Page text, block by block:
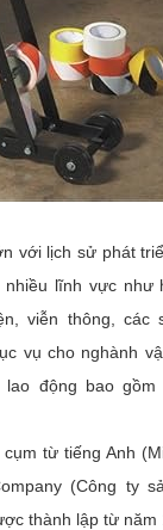
với lịch sử phát
lĩnh vực như
viễn thông, các
vụ cho nghành
động bao gồm
từ tiếng Anh
(Công ty
thành lập từ năm